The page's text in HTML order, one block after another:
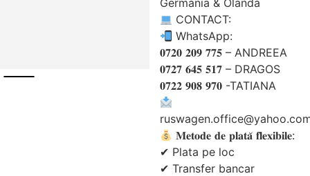
Germania & Olanda
CONTACT:
WhatsApp:
𝟎𝟕𝟐𝟎 𝟐𝟎𝟗 𝟕𝟕𝟓 – ANDREEA
𝟎𝟕𝟐𝟕 𝟔𝟒𝟓 𝟓𝟏𝟕 – DRAGOS
𝟎𝟕𝟐𝟐 𝟗𝟎𝟖 𝟗𝟕𝟎 -TATIANA
𝐌𝐞𝐭𝐨𝐝𝐞 𝐝𝐞 𝐩𝐥𝐚𝐭𝐚̆ 𝐟𝐥𝐞𝐱𝐢𝐛𝐢𝐥𝐞:
✔ Plata pe loc
✔ Transfer bancar